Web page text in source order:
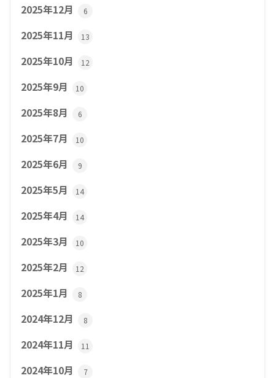
2025年12月 6
2025年11月 13
2025年10月 12
2025年9月 10
2025年8月 6
2025年7月 10
2025年6月 9
2025年5月 14
2025年4月 14
2025年3月 10
2025年2月 12
2025年1月 8
2024年12月 8
2024年11月 11
2024年10月 7